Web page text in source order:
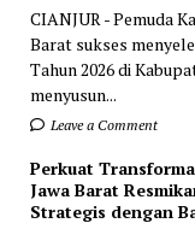
CIANJUR - Pemuda
Barat sukses
Tahun 2026 di
menyusun...
Leave a Comment
Perkuat
Jawa Barat
Strategis dengan